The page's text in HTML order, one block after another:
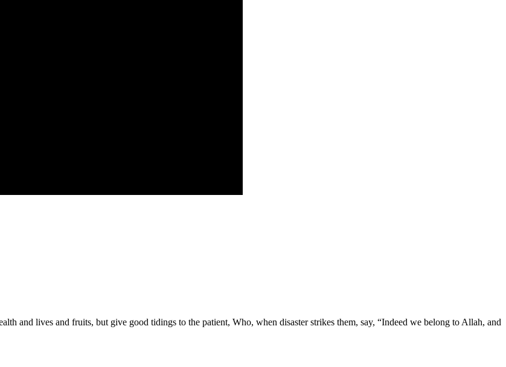
and lives and fruits, but give good tidings to the patient, Who, when disaster strikes them, say, “Indeed we belong to Allah, and